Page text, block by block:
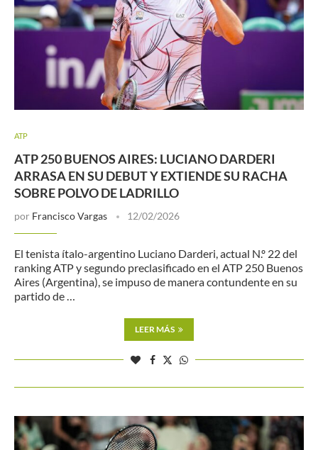
ATP
ATP 250 BUENOS AIRES: LUCIANO DARDERI
ARRASA EN SU DEBUT Y EXTIENDE SU RACHA
SOBRE POLVO DE LADRILLO
por Francisco Vargas 12/02/2026
El tenista ítalo-argentino Luciano Darderi, actual N.º 22 del
ranking ATP y segundo preclasificado en el ATP 250 Buenos
Aires (Argentina), se impuso de manera contundente en su
partido de …
LEER MÁS